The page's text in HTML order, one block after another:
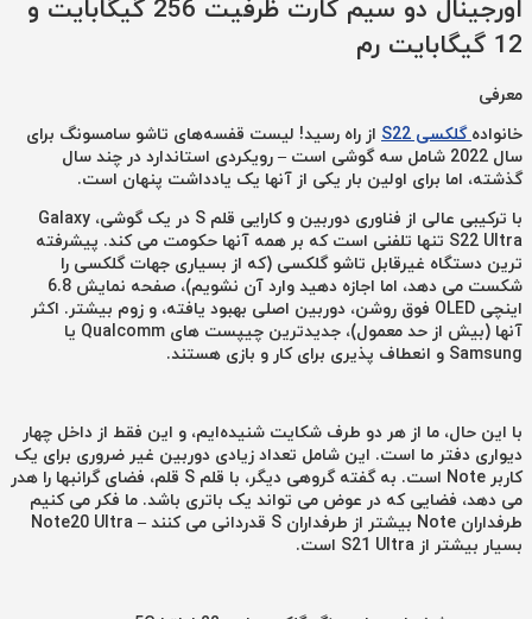
اورجینال دو سیم کارت ظرفیت 256 گیگابایت و
12 گیگابایت رم
معرفی
خانوادهگلکسی S22
از راه رسید! لیست قفسه‌های تاشو سامسونگ برای
سال 2022 شامل سه گوشی است – رویکردی استاندارد در چند سال
گذشته، اما برای اولین بار یکی از آنها یک یادداشت پنهان است.
با ترکیبی عالی از فناوری دوربین و کارایی قلم S در یک گوشی،
Galaxy
S22 Ultra تنها تلفنی است که بر همه آنها حکومت می کند. پیشرفته
ترین دستگاه غیرقابل تاشو گلکسی (که از بسیاری جهات گلکسی را
شکست می دهد، اما اجازه دهید وارد آن نشویم)، صفحه نمایش 6.8
اینچی OLED فوق روشن، دوربین اصلی بهبود یافته، و زوم بیشتر. اکثر
آنها (بیش از حد معمول)، جدیدترین چیپست های Qualcomm یا
Samsung و انعطاف پذیری برای کار و بازی هستند.
با این حال، ما از هر دو طرف شکایت شنیده‌ایم، و این فقط از داخل چهار
دیواری دفتر ما است. این شامل تعداد زیادی دوربین غیر ضروری برای یک
کاربر Note است. به گفته گروهی دیگر، با قلم S قلم، فضای گرانبها را هدر
می دهد، فضایی که در عوض می تواند یک باتری باشد. ما فکر می کنیم
طرفداران Note بیشتر از طرفداران S قدردانی می کنند – Note20 Ultra
بسیار بیشتر از S21 Ultra است.